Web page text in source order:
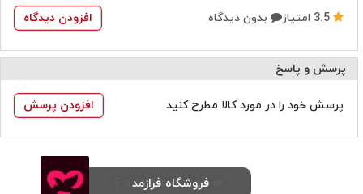
3.5 امتیاز بدون دیدگاه افزودن دیدگاه
پرسش و پاسخ
پرسش خود را در مورد کالا مطرح کنید افزودن پرسش
فروشگاه فرازمد
Farazmed.com